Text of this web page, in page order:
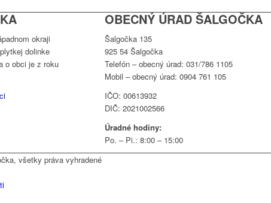
okraji
dolinke
o obci je z roku
OBECNÝ ÚRAD ŠALGOČKA
Šalgočka 135
925 54 Šalgočka
Telefón – obecný úrad: 031/786 1105
Mobil – obecný úrad: 0904 761 105
IČO: 00613932
DIČ: 2021002566
Úradné hodiny:
Po. – Pi.: 8:00 – 15:00
všetky práva vyhradené